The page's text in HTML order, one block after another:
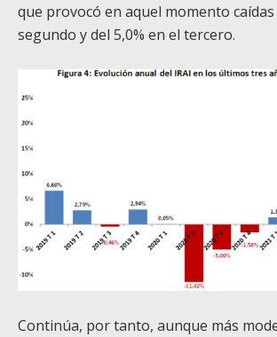
que provocó en aquel momento caídas
segundo y del 5,0% en el tercero.
Continúa, por tanto, aunque más